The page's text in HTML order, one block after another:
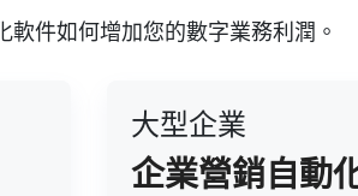
軟件如何增加您的數字業務利潤。
大型企業
企業營銷自動